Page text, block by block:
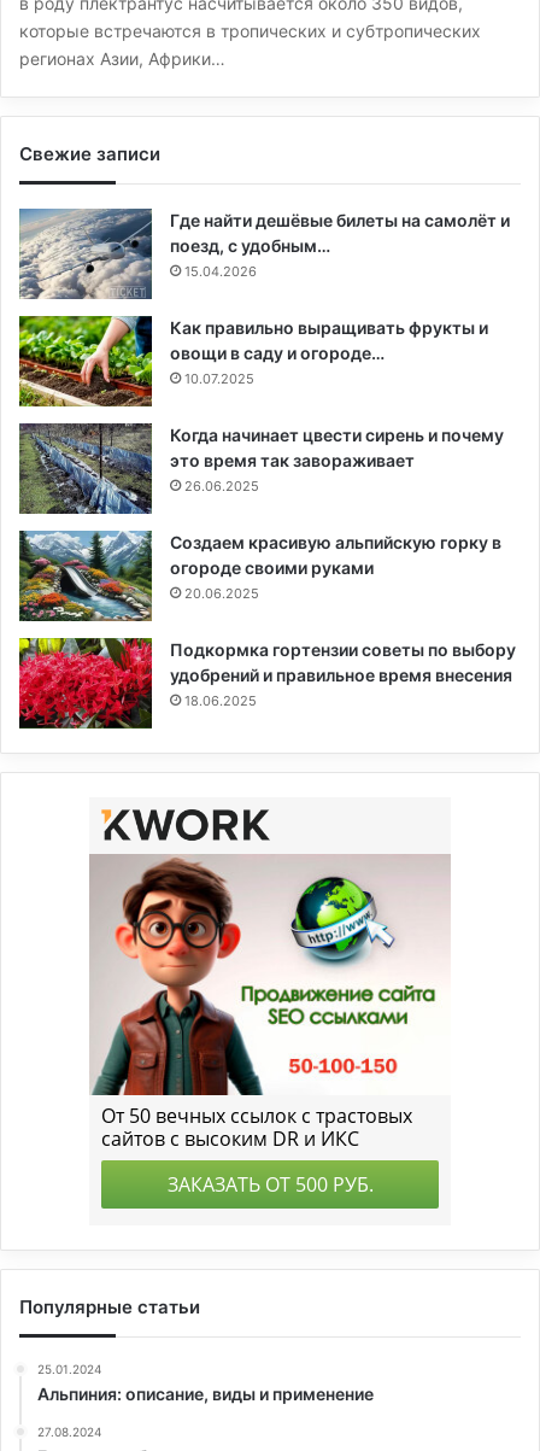
которые встречаются в тропических и субтропических
регионах Азии, Африки…
Свежие записи
Где найти дешёвые билеты на самолёт и
поезд, с удобным…
15.04.2026
Как правильно выращивать фрукты и
овощи в саду и огороде…
10.07.2025
Когда начинает цвести сирень и почему
это время так завораживает
26.06.2025
Создаем красивую альпийскую горку в
огороде своими руками
20.06.2025
Подкормка гортензии советы по выбору
удобрений и правильное время внесения
18.06.2025
Популярные статьи
25.01.2024
Альпиния: описание, виды и применение
27.08.2024